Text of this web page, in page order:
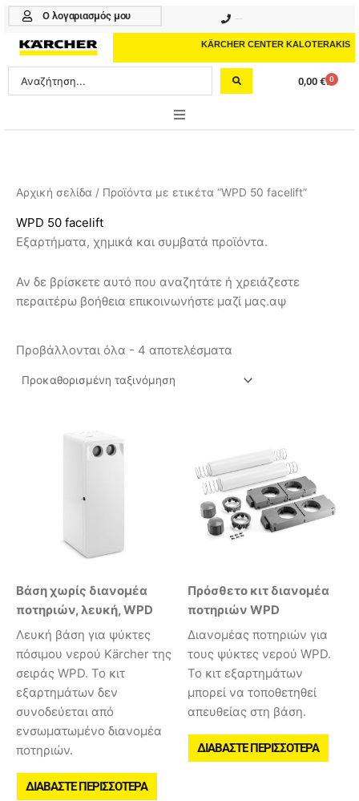
Μετάβαση
περιεχόμενο
Ο λογαριασμός μου
KÄRCHER CENTER KALOTERAKIS
Search
...
0,00 € 0
Cart
PROFESSIONAL
ΑΞΕΣΟΥΑΡ
ΚΑΘΑΡΙΣΤΙΚΑ
Αρχική σελίδα / Προϊόντα με ετικέτα “WPD 50 facelift”
WPD 50 facelift
Εξαρτήματα, χημικά και συμβατά προϊόντα.
Αν δε βρίσκετε αυτό που αναζητάτε ή χρειάζεστε
περαιτέρω βοήθεια επικοινωνήστε μαζί μας.αψ
Προβάλλονται όλα - 4 αποτελέσματα
Βάση χωρίς διανομέα
ποτηριών, λευκή, WPD
Λευκή βάση για ψύκτες
πόσιμου νερού Kärcher της
σειράς WPD. Το κιτ
εξαρτημάτων δεν
συνοδεύεται από
ενσωματωμένο διανομέα
ποτηριών.
ΔΙΑΒΆΣΤΕ ΠΕΡΙΣΣΌΤΕΡΑ
Πρόσθετο κιτ διανομέα
ποτηριών WPD
Διανομέας ποτηριών για
τους ψύκτες νερού WPD.
Το κιτ εξαρτημάτων
μπορεί να τοποθετηθεί
απευθείας στη βάση.
ΔΙΑΒΆΣΤΕ ΠΕΡΙΣΣΌΤΕΡΑ